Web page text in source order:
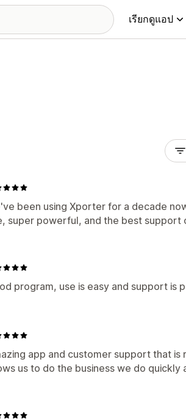
เรียกดูแอป
been using Xporter for a decade
super powerful, and the best support
program, use is easy and support is
app and customer support that is
us to do the business we do quickly